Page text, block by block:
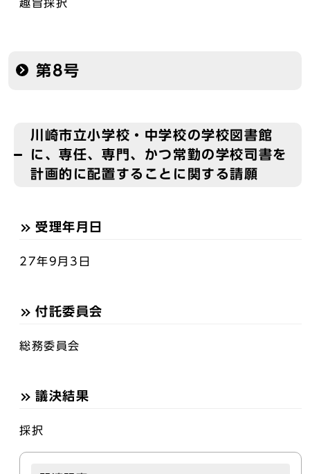
趣旨採択
第8号
川崎市立小学校・中学校の学校図書館
に、専任、専門、かつ常勤の学校司書を
計画的に配置することに関する請願
受理年月日
27年9月3日
付託委員会
総務委員会
議決結果
採択